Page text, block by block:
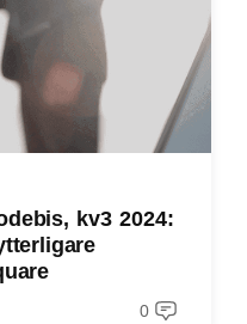
kv3 2024:
0